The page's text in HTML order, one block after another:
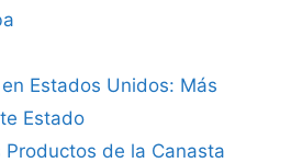
Estados Unidos: Más
Estado
Productos de la Canasta